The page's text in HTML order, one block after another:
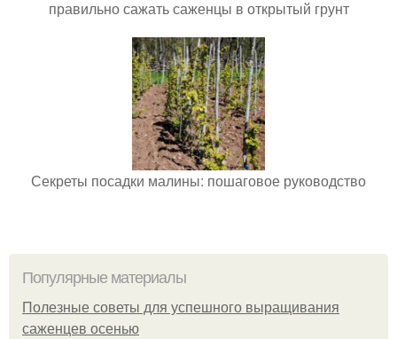
правильно сажать саженцы в открытый грунт
Секреты посадки малины: пошаговое руководство
Популярные материалы
Полезные советы для успешного выращивания
саженцев осенью